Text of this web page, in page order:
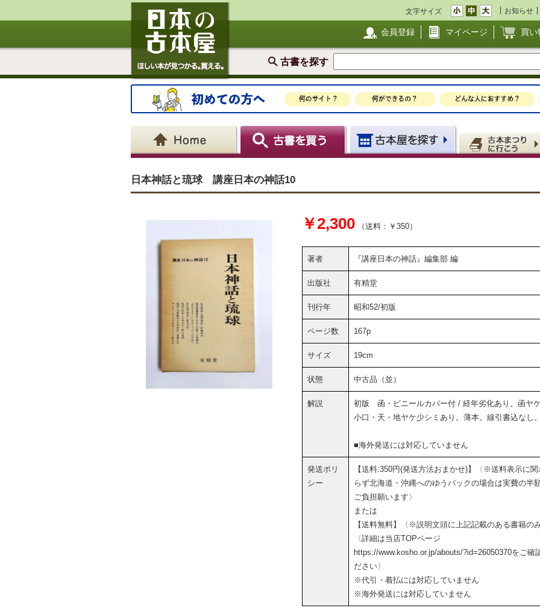
文字サイズ お知らせ
会員登録 マイページ 買い
古書を探す
日本神話と琉球 講座日本の神話10
￥2,300 （送料：￥350）
著者 『講座日本の神話』編集部 編
出版社 有精堂
刊行年 昭和52/初版
ページ数 167p
サイズ 19cm
状態 中古品（並）
解説
初版 函・ビニールカバー付 / 経年劣化あり。函ヤ
小口・天・地ヤケ少シミあり。薄本。線引書込なし
■海外発送には対応していません
発送ポリ
シー
【送料:350円(発送方法おまかせ)】〈※送料表示に関
らず北海道・沖縄へのゆうパックの場合は実費の半
ご負担願います〉
または
【送料無料】〈※説明文頭に上記記載のある書籍の
〈詳細は当店TOPページ
https://www.kosho.or.jp/abouts/?id=26050370をご確
ださい〉
※代引・着払には対応していません
※海外発送には対応していません